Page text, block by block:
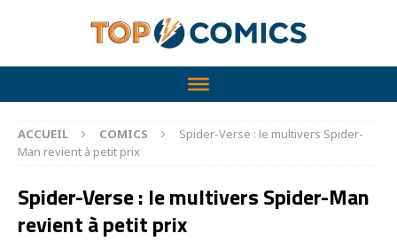
ACCUEIL COMICS
Spider-Verse : le multivers Spider-
Man revient à petit prix
Spider-Verse : le multivers Spider-Man
revient à petit prix